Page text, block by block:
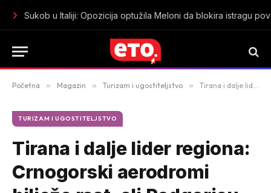
Koje cijene peleta se očekuju pred početak grejne sezone u
Početna » Magazin » Turizam i ugostiteljstvo » Tirana i dalje lider regiona: Crnogorski aerodromi bilježe rast, ali Podgoricu „prestigao“ Zadar
TURIZAM I UGOSTITELJSTVO
Tirana i dalje lider regiona:
Crnogorski aerodromi